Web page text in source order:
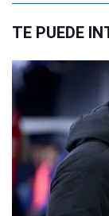
TE PUEDE